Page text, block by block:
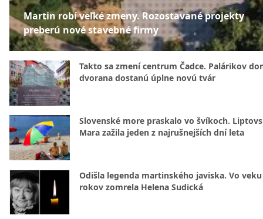
Martin robí veľké zmeny. Rozostavané projekty
preberú nové stavebné firmy
Takto sa zmení centrum Čadce. Palárikov
dvorana dostanú úplne novú tvár
Slovenské more praskalo vo švíkoch.
Mara zažila jeden z najrušnejších dní leta
Odišla legenda martinského javiska. Vo veku
rokov zomrela Helena Sudická